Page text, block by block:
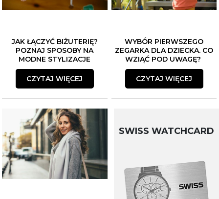
JAK ŁĄCZYĆ BIŻUTERIĘ?
POZNAJ SPOSOBY NA
MODNE STYLIZACJE
CZYTAJ WIĘCEJ
WYBÓR PIERWSZEGO
ZEGARKA DLA DZIECKA. CO
WZIĄĆ POD UWAGĘ?
CZYTAJ WIĘCEJ
SWISS WATCHCARD